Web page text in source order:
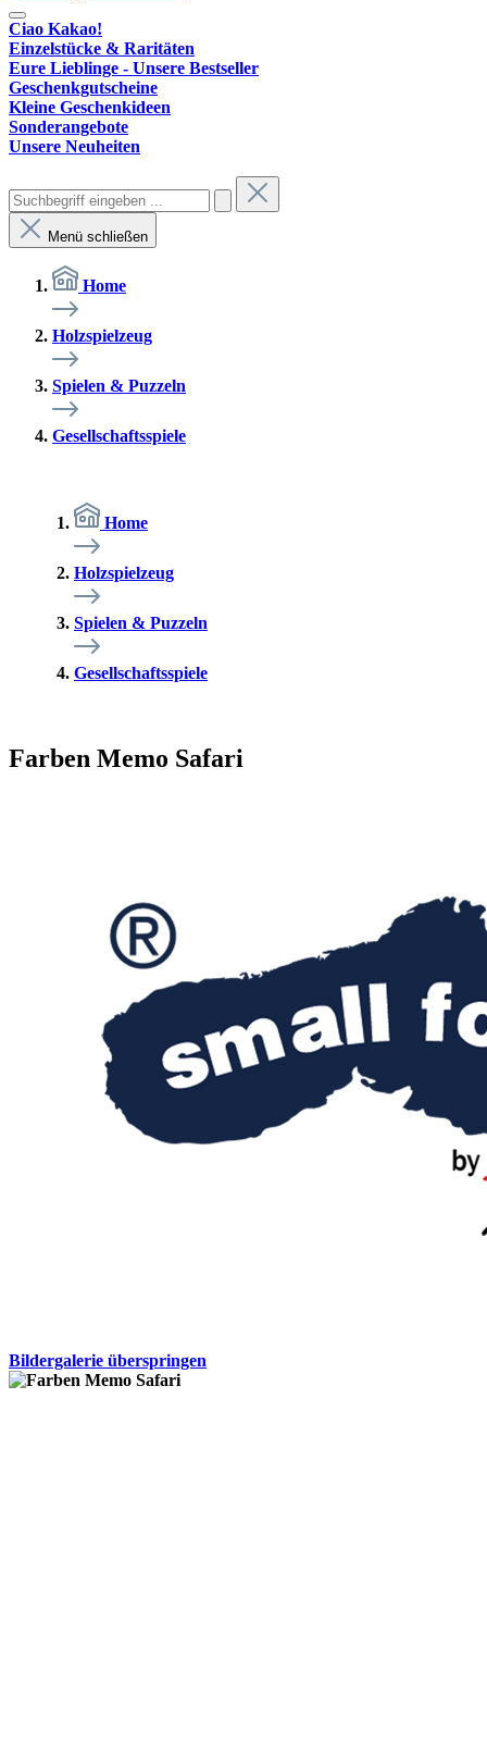
Ciao Kakao!
Einzelstücke & Raritäten
Eure Lieblinge - Unsere Bestseller
Geschenkgutscheine
Kleine Geschenkideen
Sonderangebote
Unsere Neuheiten
Menü schließen
Home
Holzspielzeug
Spielen & Puzzeln
Gesellschaftsspiele
Home
Holzspielzeug
Spielen & Puzzeln
Gesellschaftsspiele
Farben Memo Safari
Bildergalerie überspringen